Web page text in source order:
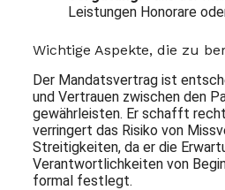
Leistungen Honorare
Wichtige Aspekte, die zu
Der Mandatsvertrag ist
und Vertrauen zwischen den
gewährleisten. Er schafft
verringert das Risiko von
Streitigkeiten, da er die
Verantwortlichkeiten von
formal festlegt.